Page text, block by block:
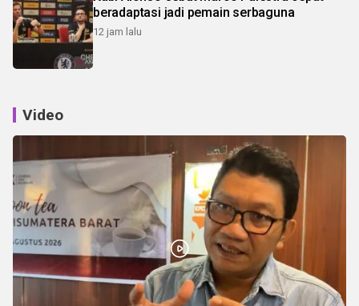
beradaptasi jadi pemain serbaguna
12 jam lalu
Video